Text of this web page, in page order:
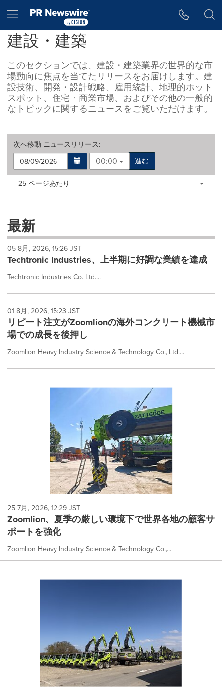
Hamburger menu
建設・建築
このセクションでは、建設・建築業界の世界的な市
場動向に焦点を当てたリリースをお届けします。建
設技術、開発・設計戦略、雇用統計、地理的ホット
スポット、住宅・商業市場、およびその他の一般的
なトピックに関するニュースをご覧いただけます。
次へ移動 ニュースリリース:
00:00
進む
Making
these
dropdown
will
cause
content
this
change.
News
listings
will
update
each
Items per page:
25 ページあたり
最新
05 8月, 2026, 15:26 JST
Techtronic Industries、上半期に好調な業績を達成
Techtronic Industries Co. Ltd....
01 8月, 2026, 15:23 JST
リピート注文がZoomlionの海外コンクリート機械市
場での成長を後押し
Zoomlion Heavy Industry Science & Technology Co., Ltd....
25 7月, 2026, 12:29 JST
Zoomlion、夏季の厳しい環境下で世界各地の顧客サ
ポートを強化
Zoomlion Heavy Industry Science & Technology Co.,...